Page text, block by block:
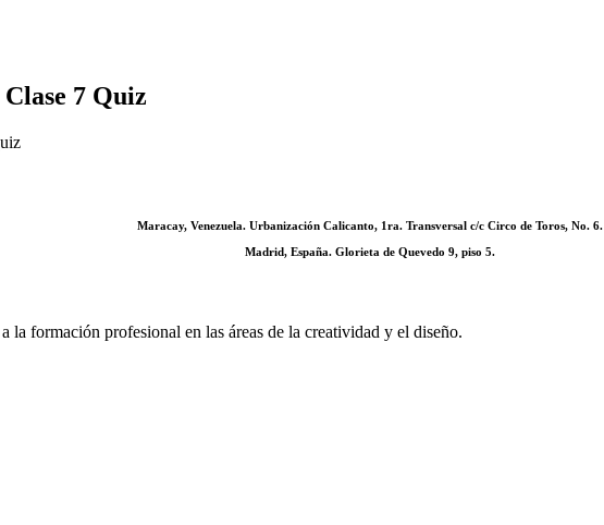
7 Quiz
Maracay, Venezuela. Urbanización Calicanto, 1ra. Transversal c/c Circo de Toros, No. 6.
Madrid, España. Glorieta de Quevedo 9, piso 5.
la formación profesional en las áreas de la creatividad y el diseño.